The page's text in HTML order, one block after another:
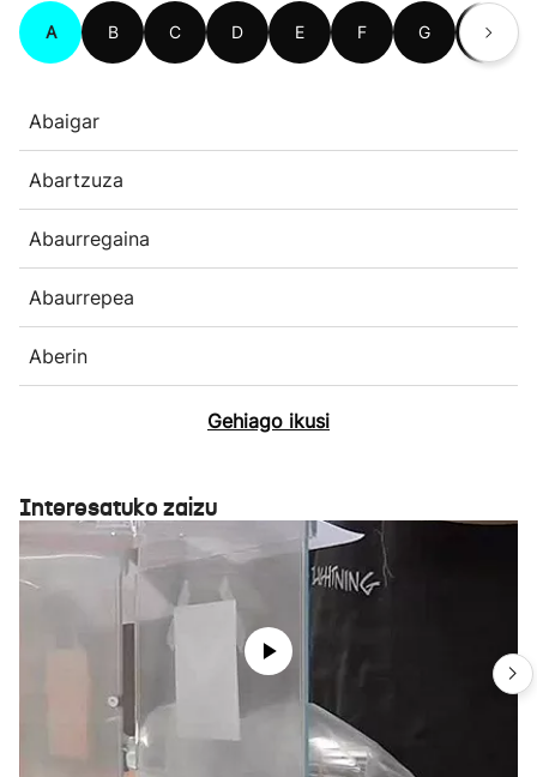
A B C D E F G H
Abaigar
Abartzuza
Abaurregaina
Abaurrepea
Aberin
Gehiago ikusi
Interesatuko zaizu